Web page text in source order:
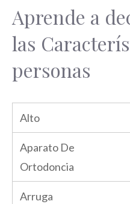
Aprende a
las
personas
Alto
Aparato De
Ortodoncia
Arruga